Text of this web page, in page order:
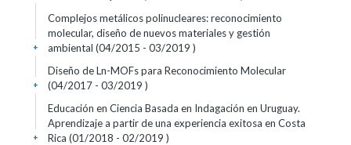
Complejos metálicos polinucleares: reconocimiento
molecular, diseño de nuevos materiales y gestión
ambiental (04/2015 - 03/2019 )
+
Diseño de Ln-MOFs para Reconocimiento Molecular
(04/2017 - 03/2019 )
+
Educación en Ciencia Basada en Indagación en Uruguay.
Aprendizaje a partir de una experiencia exitosa en Costa
Rica (01/2018 - 02/2019 )
+